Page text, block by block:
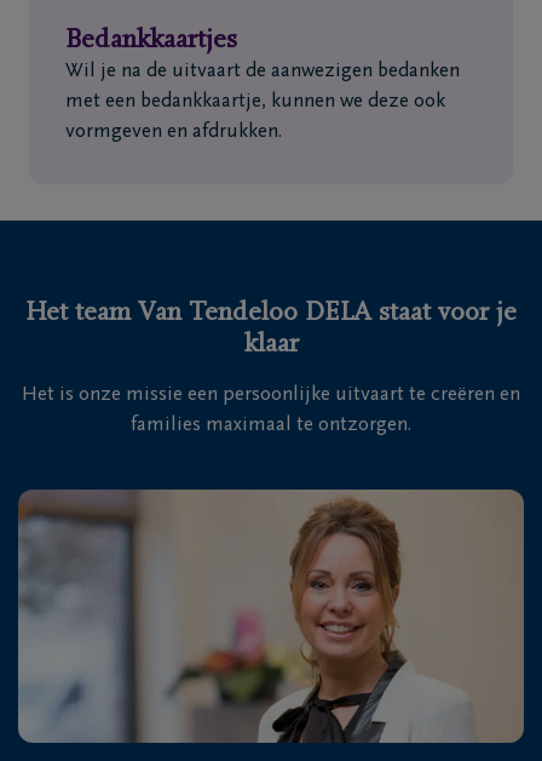
Bedankkaartjes
Wil je na de uitvaart de aanwezigen bedanken
met een bedankkaartje, kunnen we deze ook
vormgeven en afdrukken.
Het team Van Tendeloo DELA staat voor je
klaar
Het is onze missie een persoonlijke uitvaart te creëren en
families maximaal te ontzorgen.